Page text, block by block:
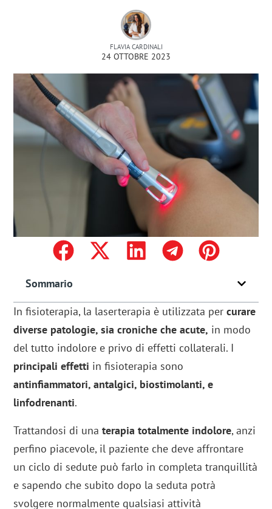
FLAVIA CARDINALI
24 OTTOBRE 2023
Sommario
In fisioterapia, la laserterapia è utilizzata percurare
diverse patologie, sia croniche che acute, in modo
del tutto indolore e privo di effetti collaterali. I
principali effetti in fisioterapia sono
antinfiammatori, antalgici, biostimolanti, e
linfodrenanti.
Trattandosi di unaterapia totalmente indolore, anzi
perfino piacevole, il paziente che deve affrontare
un ciclo di sedute può farlo in completa tranquillità
e sapendo che subito dopo la seduta potrà
svolgere normalmente qualsiasi attività